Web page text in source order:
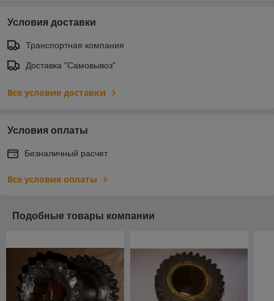
Условия доставки
Транспортная компания
Доставка "Самовывоз"
Все условия доставки
Условия оплаты
Безналичный расчет
Все условия оплаты
Подобные товары компании